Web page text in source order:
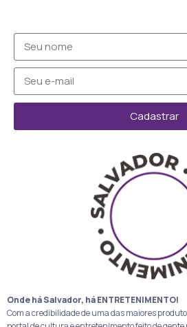
Cadastrar
Onde há Salvador, há ENTRETENIMENTO!
Com a credibilidade de uma das maiores